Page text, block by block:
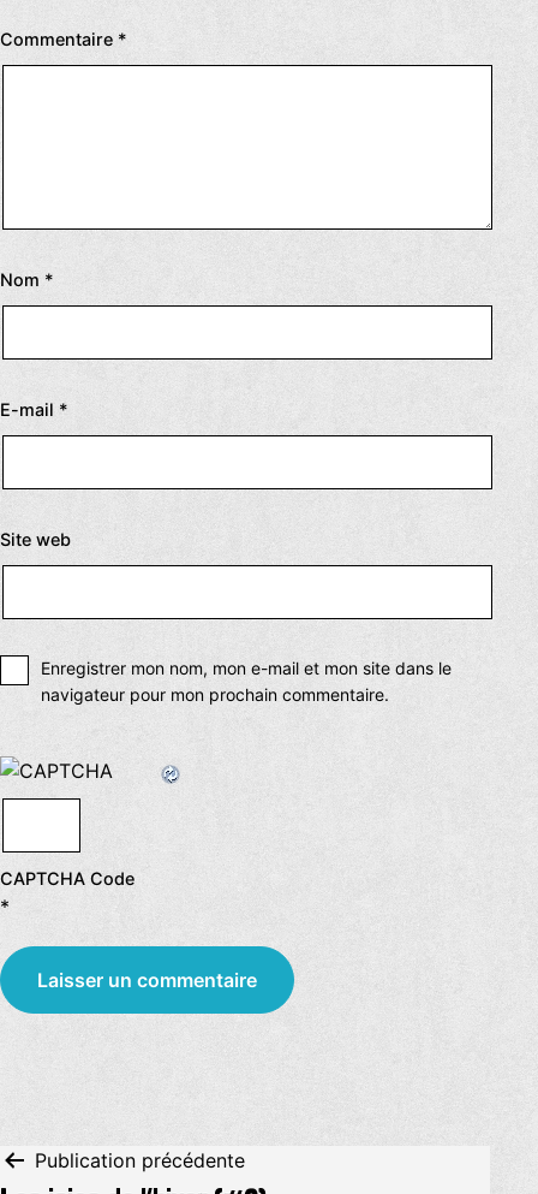
Commentaire *
Nom *
E-mail *
Site web
Enregistrer mon nom, mon e-mail et mon site dans le
navigateur pour mon prochain commentaire.
CAPTCHA Code
*
Navigation
Publication précédente